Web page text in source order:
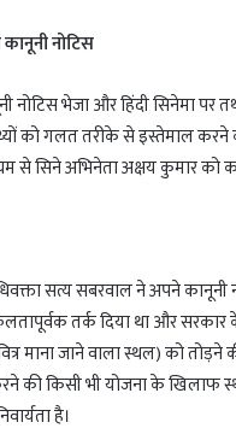
नोटिस
नोटिस भेजा और हिंदी सिनेमा
को गलत तरीके से इस्तेमाल
सिने अभिनेता अक्षय कुमार को
सत्य सबरवाल ने अपने
तर्क दिया था और
माना जाने वाला स्थल) को
की किसी भी योजना के
है।